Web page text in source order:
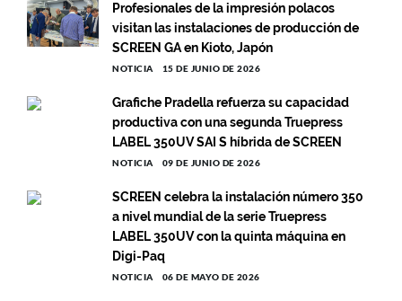
Profesionales de la impresión polacos
visitan las instalaciones de producción de
SCREEN GA en Kioto, Japón
NOTICIA 15 DE JUNIO DE 2026
Grafiche Pradella refuerza su capacidad
productiva con una segunda Truepress
LABEL 350UV SAI S híbrida de SCREEN
NOTICIA 09 DE JUNIO DE 2026
SCREEN celebra la instalación número 350
a nivel mundial de la serie Truepress
LABEL 350UV con la quinta máquina en
Digi-Paq
NOTICIA 06 DE MAYO DE 2026